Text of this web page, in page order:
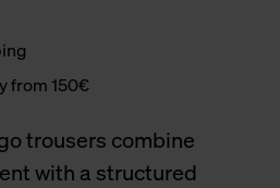
from 150€
trousers combine
with a structured